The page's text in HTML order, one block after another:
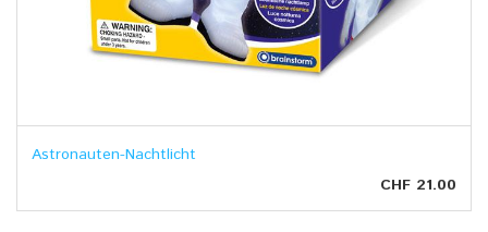
Astronauten-Nachtlicht
CHF 21.00